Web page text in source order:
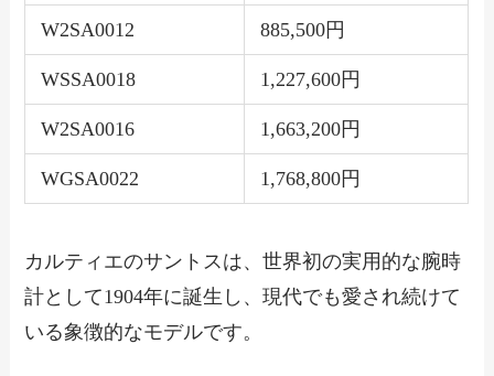
W2SA0012 885,500円
WSSA0018 1,227,600円
W2SA0016 1,663,200円
WGSA0022 1,768,800円
カルティエのサントスは、世界初の実用的な腕時
計として1904年に誕生し、現代でも愛され続けて
いる象徴的なモデルです。